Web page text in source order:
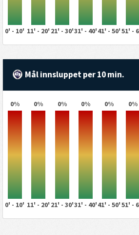
0' - 10' 11' - 20' 21' - 30'31' - 40'41' - 50'51' -
Mål innsluppet per 10 min.
0% 0% 0% 0% 0% 0%
0' - 10' 11' - 20' 21' - 30'31' - 40'41' - 50'51' -